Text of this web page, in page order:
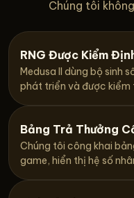
Chúng tôi
RNG Được Kiểm
Medusa II dùng bộ sinh
phát triển và được kiểm
Bảng Trả Thưởng
Chúng tôi công khai
game, hiển thị hệ số